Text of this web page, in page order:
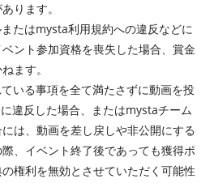
ります。
たはmysta利用規約への違反などに
ント参加資格を喪失した場合、賞金
ます。
いる事項を全て満たさずに動画を投
違反した場合、またはmystaチーム
は、動画を差し戻しや非公開にする
、イベント終了後であっても獲得ポ
権利を無効とさせていただく可能性